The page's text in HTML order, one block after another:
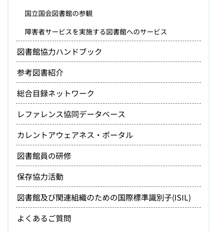
国立国会図書館の参観
障害者サービスを実施する図書館へのサービス
図書館協力ハンドブック
参考図書紹介
総合目録ネットワーク
レファレンス協同データベース
カレントアウェアネス・ポータル
図書館員の研修
保存協力活動
図書館及び関連組織のための国際標準識別子(ISIL)
よくあるご質問